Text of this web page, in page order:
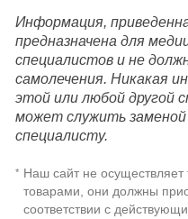
Информация,
предназначена для
специалистов и не
самолечения. Никакая
этой или любой другой
может служить заменой
специалисту.
* Наш сайт не
товарами, они должны
соответствии с